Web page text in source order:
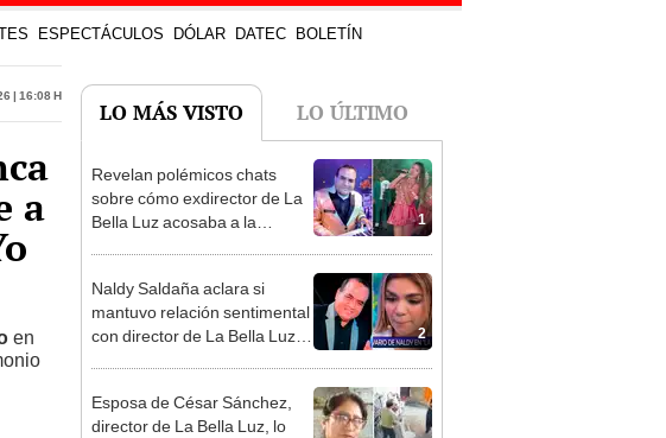
ESPECTÁCULOS DÓLAR DATEC BOLETÍN
| 16:08 h
a
en
LO MÁS VISTO LO ÚLTIMO
1
Revelan polémicos chats
sobre cómo exdirector de La
Bella Luz acosaba a la
2
Naldy Saldaña aclara si
mantuvo relación sentimental
con director de La Bella Luz
bajo”
Esposa de César Sánchez,
director de La Bella Luz, lo